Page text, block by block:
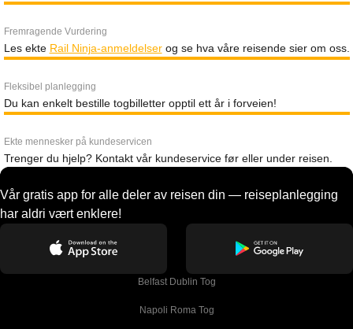
Fremragende Vurdering
Les ekte Rail Ninja-anmeldelserog se hva våre reisende sier om oss.
Fleksibel planlegging
Du kan enkelt bestille togbilletter opptil ett år i forveien!
Ekte mennesker på kundeservicen
Trenger du hjelp? Kontakt vår kundeservice før eller under reisen.
Vår gratis app for alle deler av reisen din — reiseplanlegging
har aldri vært enklere!
Belfast Dublin Tog
Napoli Roma Tog